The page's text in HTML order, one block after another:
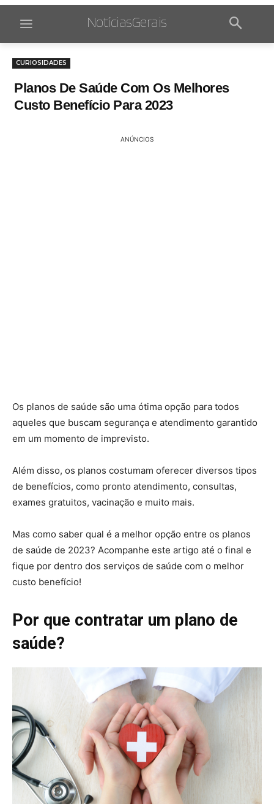
NotíciasGerais
CURIOSIDADES
Planos De Saúde Com Os Melhores
Custo Benefício Para 2023
ANÚNCIOS
Os planos de saúde são uma ótima opção para todos
aqueles que buscam segurança e atendimento garantido
em um momento de imprevisto.
Além disso, os planos costumam oferecer diversos tipos
de benefícios, como pronto atendimento, consultas,
exames gratuitos, vacinação e muito mais.
Mas como saber qual é a melhor opção entre os planos
de saúde de 2023? Acompanhe este artigo até o final e
fique por dentro dos serviços de saúde com o melhor
custo benefício!
Por que contratar um plano de
saúde?